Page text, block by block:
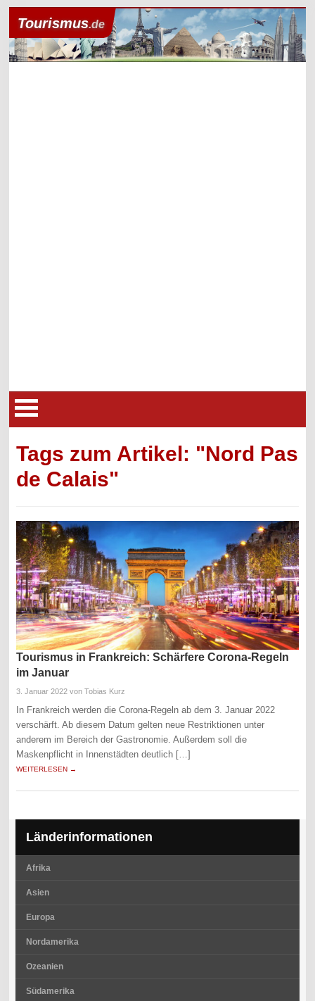
Tourismus.de
Tags zum Artikel: "Nord Pas
de Calais"
Tourismus in Frankreich: Schärfere Corona-Regeln
im Januar
3. Januar 2022 von Tobias Kurz
In Frankreich werden die Corona-Regeln ab dem 3. Januar 2022
verschärft. Ab diesem Datum gelten neue Restriktionen unter
anderem im Bereich der Gastronomie. Außerdem soll die
Maskenpflicht in Innenstädten deutlich […]
WEITERLESEN →
Länderinformationen
Afrika
Asien
Europa
Nordamerika
Ozeanien
Südamerika